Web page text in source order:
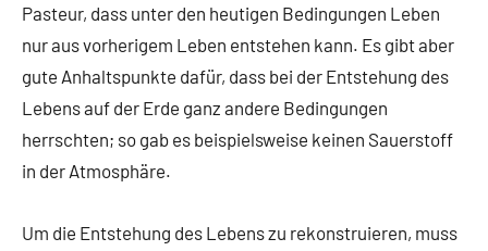
Pasteur, dass unter den heutigen Bedingungen Leben
nur aus vorherigem Leben entstehen kann. Es gibt aber
gute Anhaltspunkte dafür, dass bei der Entstehung des
Lebens auf der Erde ganz andere Bedingungen
herrschten; so gab es beispielsweise keinen Sauerstoff
in der Atmosphäre.
Um die Entstehung des Lebens zu rekonstruieren, muss